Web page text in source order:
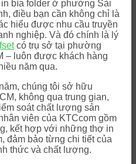
bìa folder ở phường Sài
điều bạn cần không chỉ là
hiểu được nhu cầu truyền
nghiệp. Và đó chính là lý
có trụ sở tại phường
– luôn được khách hàng
năm qua.
chúng tôi sở hữu
không qua trung gian,
soát chất lượng sản
viên của KTCcom gồm
kết hợp với những thợ in
đảm bảo từng chi tiết của
thức và chất lượng.